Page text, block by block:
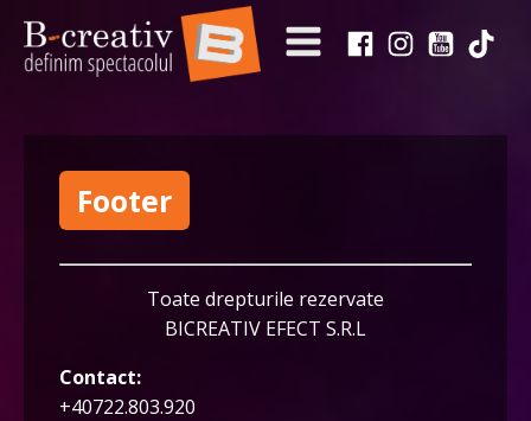
Footer
Toate drepturile rezervate
BICREATIV EFECT S.R.L
Contact:
+40722.803.920